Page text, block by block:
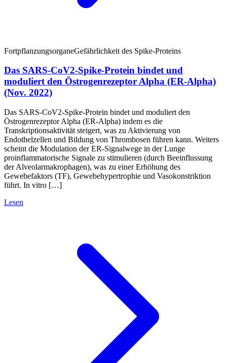
FortpflanzungsorganeGefährlichkeit des Spike-Proteins
Das SARS-CoV2-Spike-Protein bindet und
moduliert den Östrogenrezeptor Alpha (ER-Alpha)
(Nov. 2022)
Das SARS-CoV2-Spike-Protein bindet und moduliert den
Östrogenrezeptor Alpha (ER-Alpha) indem es die
Transkriptionsaktivität steigert, was zu Aktivierung von
Endothelzellen und Bildung von Thrombosen führen kann. Weiters
scheint die Modulation der ER-Signalwege in der Lunge
proinflammatorische Signale zu stimulieren (durch Beeinflussung
der Alveolarmakrophagen), was zu einer Erhöhung des
Gewebefaktors (TF), Gewebehypertrophie und Vasokonstriktion
führt. In vitro […]
Lesen